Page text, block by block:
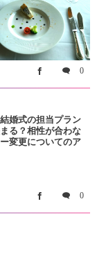
0
婚式の担当プラン
る？相性が合わな
変更についてのア
0